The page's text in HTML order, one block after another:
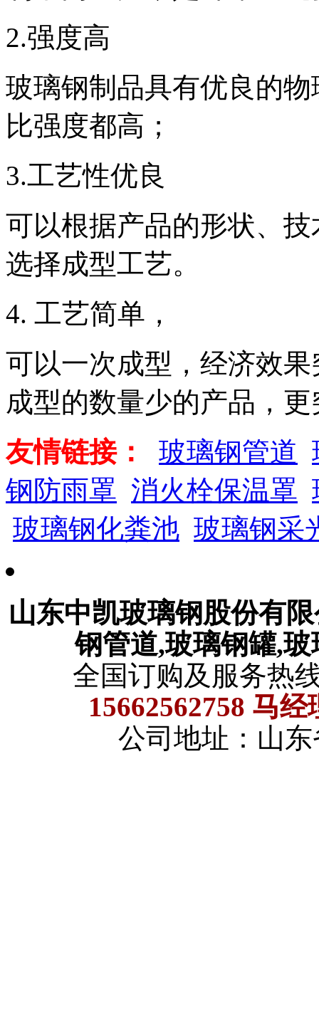
2.强度高
玻璃钢制品具有优良的
比强度都高；
3.工艺性优良
可以根据产品的形状、
选择成型工艺。
4. 工艺简单，
可以一次成型，经济效
成型的数量少的产品，
友情链接：
玻璃钢管道
钢防雨罩 消火栓保温罩
玻璃钢化粪池 玻璃钢采
山东中凯玻璃钢股份有
钢管道,玻璃钢罐,
全国订购及服务热
15662562758 马
公司地址：山